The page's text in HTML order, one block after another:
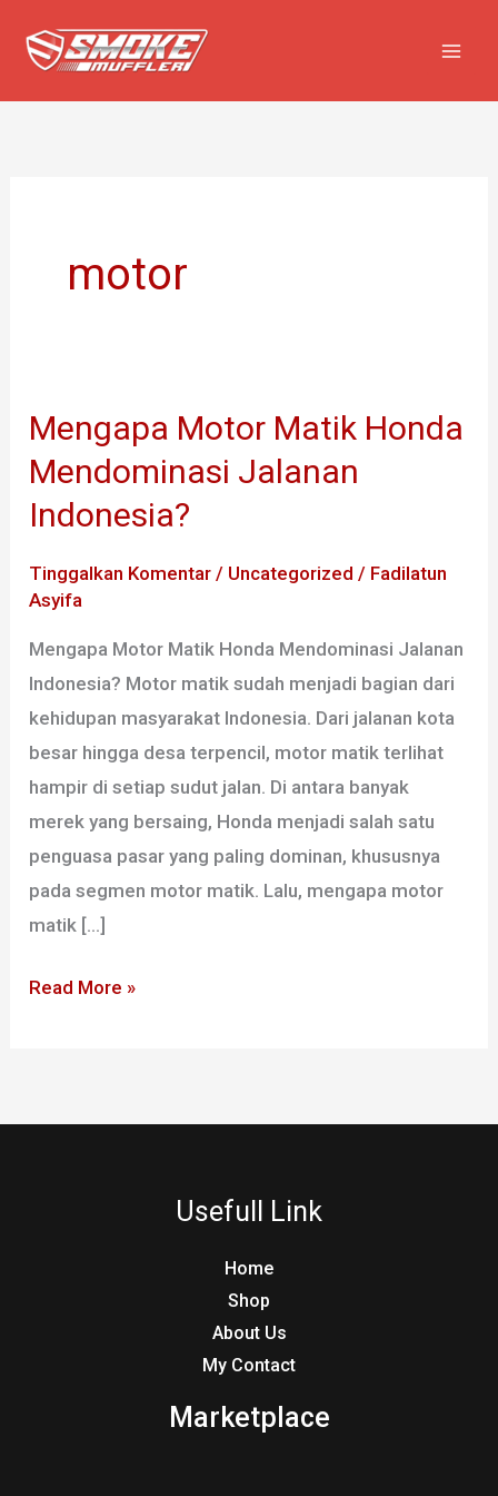
motor
Mengapa Motor Matik Honda
Mendominasi Jalanan
Indonesia?
Tinggalkan Komentar / Uncategorized / Fadilatun
Asyifa
Mengapa Motor Matik Honda Mendominasi Jalanan
Indonesia? Motor matik sudah menjadi bagian dari
kehidupan masyarakat Indonesia. Dari jalanan kota
besar hingga desa terpencil, motor matik terlihat
hampir di setiap sudut jalan. Di antara banyak
merek yang bersaing, Honda menjadi salah satu
penguasa pasar yang paling dominan, khususnya
pada segmen motor matik. Lalu, mengapa motor
matik […]
Mengapa
Motor
Matik
Honda
Jalanan
Read More »
Usefull Link
Home
Shop
About Us
My Contact
Marketplace